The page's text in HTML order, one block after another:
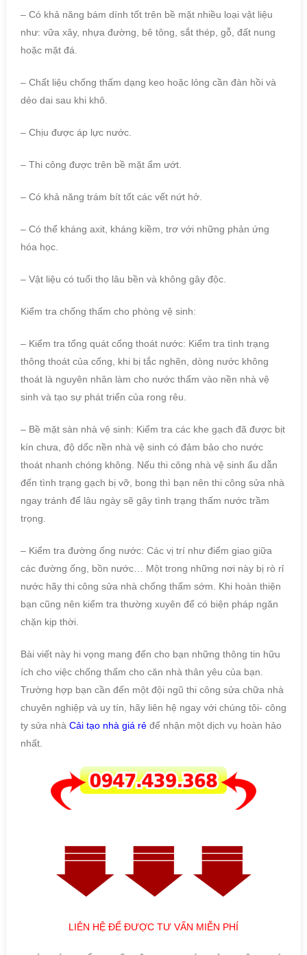
– Có khả năng bám dính tốt trên bề mặt nhiều loại vật liệu
như: vữa xây, nhựa đường, bê tông, sắt thép, gỗ, đất nung
hoặc mặt đá.
– Chất liệu chống thấm dạng keo hoặc lỏng cần đàn hồi và
dẻo dai sau khi khô.
– Chịu được áp lực nước.
– Thi công được trên bề mặt ẩm ướt.
– Có khả năng trám bít tốt các vết nứt hở.
– Có thể kháng axit, kháng kiềm, trơ với những phản ứng
hóa học.
– Vật liệu có tuổi thọ lâu bền và không gây độc.
Kiểm tra chống thấm cho phòng vệ sinh:
– Kiểm tra tổng quát cống thoát nước: Kiểm tra tình trạng
thông thoát của cống, khi bị tắc nghẽn, dòng nước không
thoát là nguyên nhân làm cho nước thấm vào nền nhà vệ
sinh và tạo sự phát triển của rong rêu.
– Bề mặt sàn nhà vệ sinh: Kiểm tra các khe gạch đã được bịt
kín chưa, độ dốc nền nhà vệ sinh có đảm bảo cho nước
thoát nhanh chóng không. Nếu thi công nhà vệ sinh ẩu dẫn
đến tình trạng gạch bị vỡ, bong thì bạn nên thi công sửa nhà
ngay tránh để lâu ngày sẽ gây tình trạng thấm nước trầm
trọng.
– Kiểm tra đường ống nước: Các vị trí như điểm giao giữa
các đường ống, bồn nước… Một trong những nơi này bị rò rỉ
nước hãy thi công sửa nhà chống thấm sớm. Khi hoàn thiện
bạn cũng nên kiểm tra thường xuyên để có biện pháp ngăn
chặn kịp thời.
Bài viết này hi vọng mang đến cho bạn những thông tin hữu
ích cho việc chống thấm cho căn nhà thân yêu của bạn.
Trường hợp bạn cần đến một đội ngũ thi công sửa chữa nhà
chuyên nghiệp và uy tín, hãy liên hệ ngay với chúng tôi- công
ty sửa nhà Cải tạo nhà giá rẻ để nhận một dịch vụ hoàn hảo
nhất.
LIÊN HỆ ĐỂ ĐƯỢC TƯ VẤN MIỄN PHÍ